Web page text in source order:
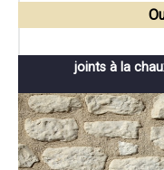
joints à la